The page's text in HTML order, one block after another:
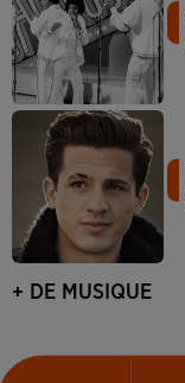
+ DE MUSIQUE